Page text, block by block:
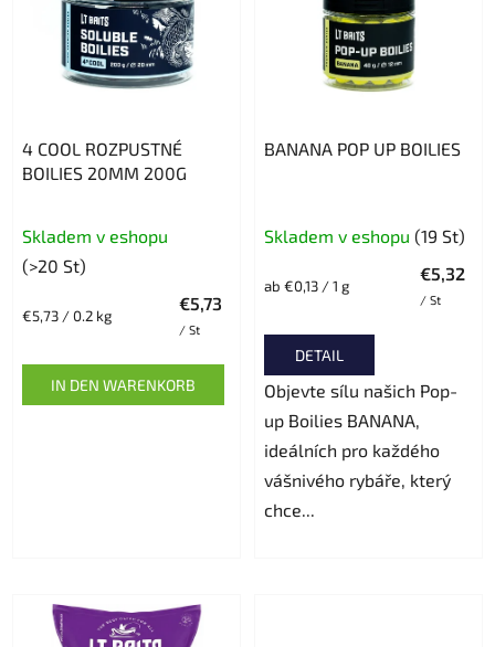
u
n
P
u
k
4 COOL ROZPUSTNÉ
BOILIES 20MM 200G
Skladem v eshopu
(>20 St)
€5,73
/ St
Verkaufspreis:
€5,73 / 0.2 kg
IN DEN WARENKORB
BANANA POP UP BOILIES
Skladem v eshopu (19 St)
€5,32
/ St
Verkaufspreis:
ab €0,13 / 1 g
DETAIL
Objevte sílu našich Pop-
up Boilies BANANA,
ideálních pro každého
vášnivého rybáře, který
chce...